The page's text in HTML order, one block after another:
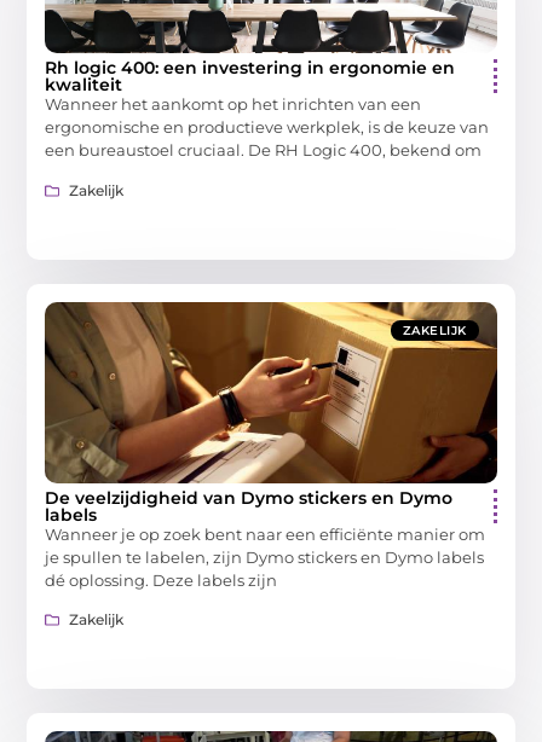
Rh logic 400: een investering in ergonomie en
kwaliteit
Wanneer het aankomt op het inrichten van een
ergonomische en productieve werkplek, is de keuze van
een bureaustoel cruciaal. De RH Logic 400, bekend om
Zakelijk
ZAKELIJK
De veelzijdigheid van Dymo stickers en Dymo
labels
Wanneer je op zoek bent naar een efficiënte manier om
je spullen te labelen, zijn Dymo stickers en Dymo labels
dé oplossing. Deze labels zijn
Zakelijk